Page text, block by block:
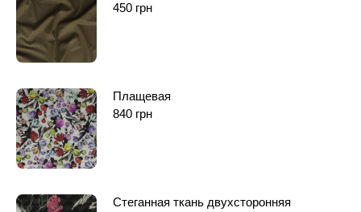
450 грн
Плащевая
840 грн
Стеганная ткань двухсторонняя